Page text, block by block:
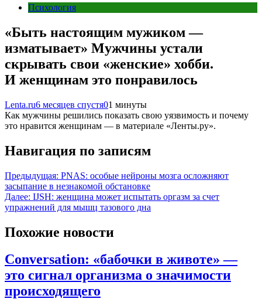
Психология
«Быть настоящим мужиком —
изматывает» Мужчины устали
скрывать свои «женские» хобби.
И женщинам это понравилось
Lenta.ru6 месяцев спустя01 минуты
Как мужчины решились показать свою уязвимость и почему
это нравится женщинам — в материале «Ленты.ру».
Навигация по записям
Предыдущая: PNAS: особые нейроны мозга осложняют
засыпание в незнакомой обстановке
Далее: IJSH: женщина может испытать оргазм за счет
упражнений для мышц тазового дна
Похожие новости
Conversation: «бабочки в животе» —
это сигнал организма о значимости
происходящего